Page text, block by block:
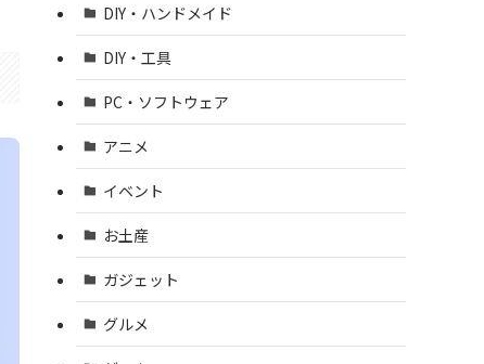
DIY・ハンドメイド
DIY・工具
PC・ソフトウェア
アニメ
イベント
お土産
ガジェット
グルメ